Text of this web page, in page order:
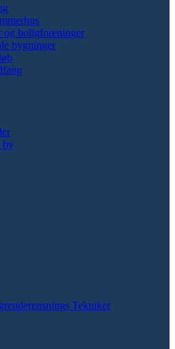
og boligforeninger
bygninger
by
Tekniker